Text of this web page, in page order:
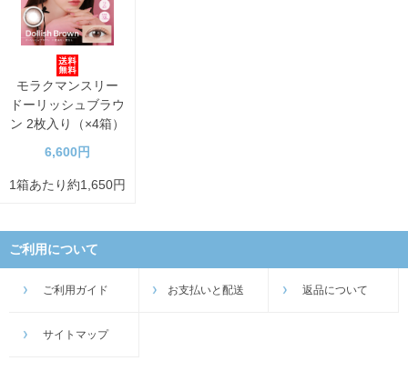
モラクマンスリー
ドーリッシュブラウ
ン 2枚入り（×4箱）
6,600円
1箱あたり約1,650円
ご利用について
ご利用ガイド お支払いと配送 返品について
サイトマップ